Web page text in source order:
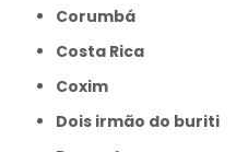
Corumbá
Costa Rica
Coxim
Dois irmão do buriti